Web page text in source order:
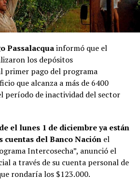
Passalacquainformó que el
los depósitos
primer pago del programa
que alcanza a más de 6400
período de inactividad del sector
el lunes 1 de diciembre ya están
cuentas del Banco Naciónel
Intercosecha”, anunció el
a través de su cuenta personal de
rondaría los $123.000.